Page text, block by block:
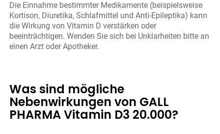
Die Einnahme bestimmter Medikamente (beispielsweise
Kortison, Diuretika, Schlafmittel und Anti-Epileptika) kann
die Wirkung von Vitamin D verstärken oder
beeinträchtigen. Wenden Sie sich bei Unklarheiten bitte an
einen Arzt oder Apotheker.
Was sind mögliche
Nebenwirkungen von GALL
PHARMA Vitamin D3 20.000?